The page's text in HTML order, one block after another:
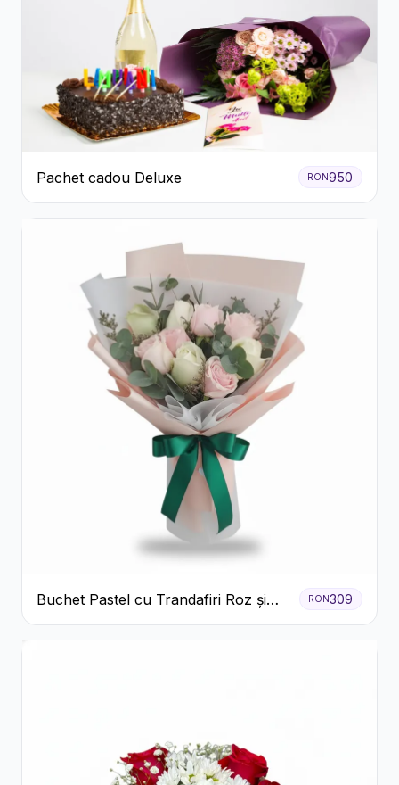
Pachet cadou Deluxe RON950
Buchet Pastel cu Trandafiri Roz și
Albi
RON309